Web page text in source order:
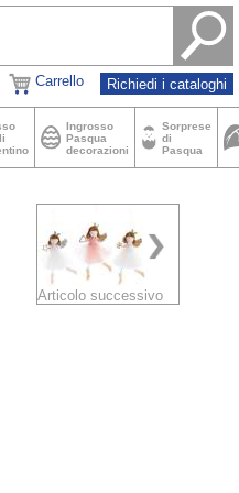
Carrello Richiedi i cataloghi
Ingrosso
Pasqua
decorazioni
Sorprese
di
Pasqua
Articolo successivo